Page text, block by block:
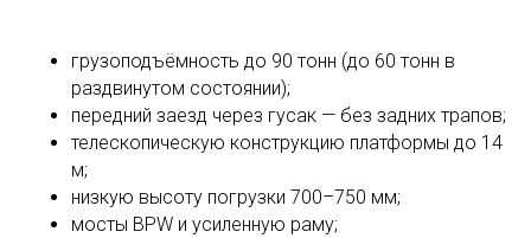
грузоподъёмность до 90 тонн (до 60 тонн в
раздвинутом состоянии);
передний заезд через гусак — без задних трапов;
телескопическую конструкцию платформы до 14
м;
низкую высоту погрузки 700–750 мм;
мосты BPW и усиленную раму;